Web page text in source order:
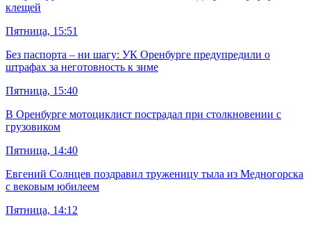
клещей
Пятница, 15:51
Без паспорта – ни шагу: УК Оренбурге предупредили о
штрафах за неготовность к зиме
Пятница, 15:40
В Оренбурге мотоциклист пострадал при столкновении с
грузовиком
Пятница, 14:40
Евгений Солнцев поздравил труженицу тыла из Медногорска
с вековым юбилеем
Пятница, 14:12